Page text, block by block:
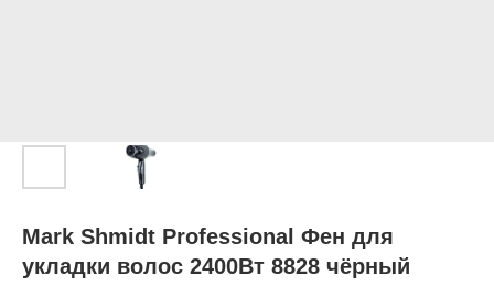
Mark Shmidt Professional Фен для
укладки волос 2400Вт 8828 чёрный